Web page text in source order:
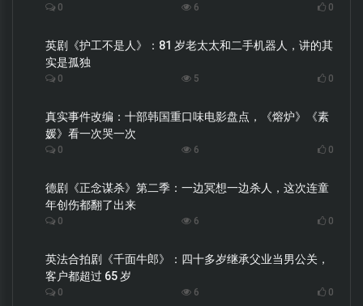
0 6 0
英剧《护工不是人》：81 岁老太太和二手机器人，讲的其
实是孤独
0 5 0
真实事件改编：十部韩国重口味电影盘点，《熔炉》《素
媛》看一次哭一次
0 6 0
德剧《正念谋杀》第二季：一边冥想一边杀人，这次连童
年创伤都翻了出来
0 6 0
英法合拍剧《千面牛郎》：四十多岁继承父业当男公关，
客户都超过 65 岁
0 6 0